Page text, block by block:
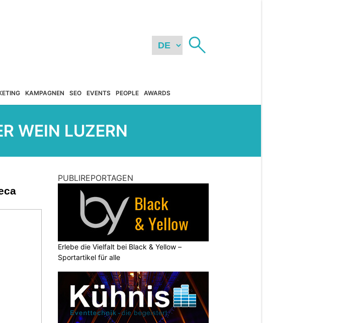
KAMPAGNEN SEO EVENTS PEOPLE AWARDS
WEIN LUZERN
PUBLIREPORTAGEN
Erlebe die Vielfalt bei Black & Yellow –
Sportartikel für alle